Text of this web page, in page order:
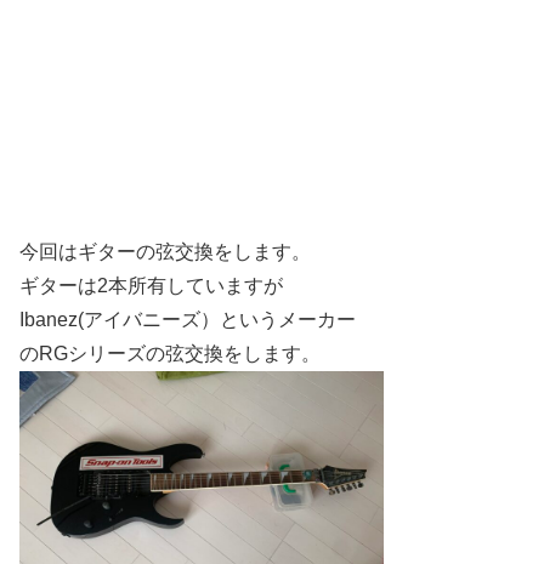
今回はギターの弦交換をします。
ギターは2本所有していますが
Ibanez(アイバニーズ）というメーカー
のRGシリーズの弦交換をします。